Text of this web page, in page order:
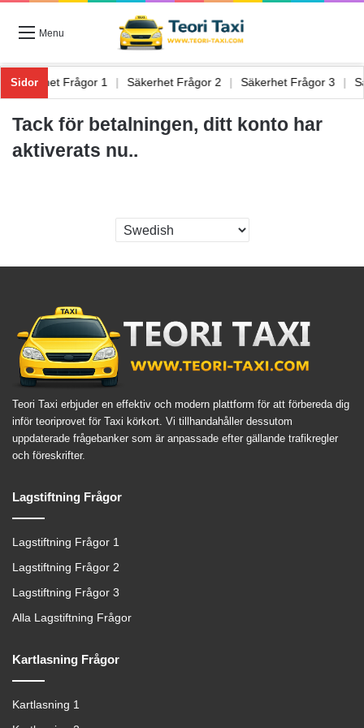
Menu
Sidor
| Säkerhet Frågor 1 Säkerhet Frågor 2 Säkerhet Frågor 3
Tack för betalningen, ditt konto har
aktiverats nu..
Teori Taxi erbjuder en effektiv och modern plattform för att förbereda dig
inför teoriprovet för Taxi körkort. Vi tillhandahåller dessutom
uppdaterade frågebanker som är anpassade efter gällande trafikregler
och föreskrifter.
Lagstiftning Frågor
Lagstiftning Frågor 1
Lagstiftning Frågor 2
Lagstiftning Frågor 3
Alla Lagstiftning Frågor
Kartlasning Frågor
Kartlasning 1